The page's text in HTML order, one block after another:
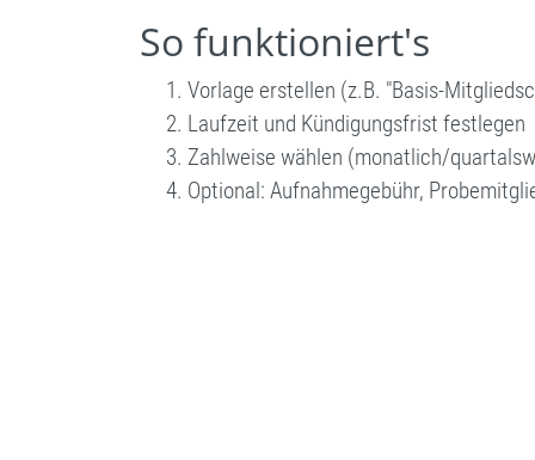
So funktioniert's
Vorlage erstellen (z.B. "Basis-
Laufzeit und Kündigungsfrist festlegen
Zahlweise wählen (monatlich/
Optional: Aufnahmegebühr,